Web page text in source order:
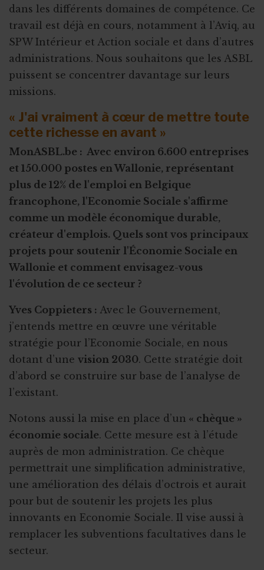
dans les différents domaines de compétence. Ce
travail est déjà en cours, notamment à l’Aviq, au
SPW Intérieur et Action sociale et dans d’autres
administrations. Nous souhaitons que les ASBL
puissent se concentrer davantage sur leurs
missions.
« J'ai vraiment à cœur de mettre toute
cette richesse en avant »
MonASBL.be : Avec environ 6.600 entreprises
et 150.000 postes en Wallonie, représentant
plus de 12% de l'emploi en Belgique
francophone, l'Economie Sociale s'affirme
comme un modèle économique durable,
créateur d'emplois. Quels sont vos principaux
projets pour soutenir l'Économie Sociale en
Wallonie et comment envisagez-vous
l'évolution de ce secteur ?
Yves Coppieters : Avec le Gouvernement,
j’entends mettre en œuvre une véritable
stratégie pour l’Economie Sociale, en nous
dotant d’une vision 2030. Cette stratégie doit
d’abord se construire sur base de l’analyse de
l’existant.
Notons aussi la mise en place d’un « chèque »
économie sociale. Cette mesure est à l’étude
auprès de mon administration. Ce chèque
permettrait une simplification administrative,
une amélioration des délais d’octrois et aurait
pour but de soutenir les projets les plus
innovants en Economie Sociale. Il vise aussi à
remplacer les subventions facultatives dans le
secteur.